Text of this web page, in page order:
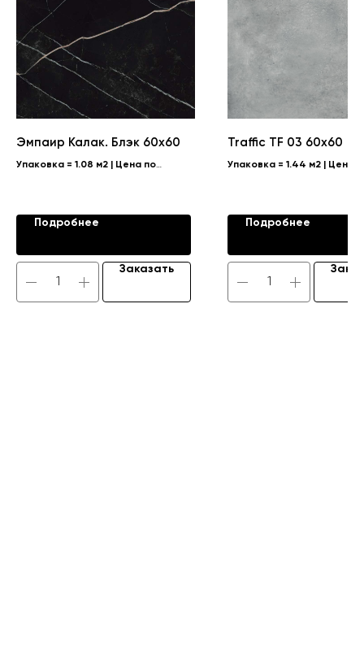
Эмпаир Калак. Блэк 60x60
Упаковка = 1.08 м2 | Цена по
Подробнее
Заказать
Traffic TF 03 60x60
Упаковка = 1.44 м2 | Цена
Подробнее